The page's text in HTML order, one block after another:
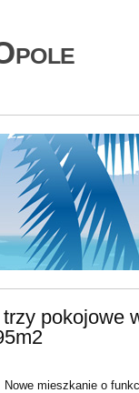
pokojowe
Nowe mieszkanie o